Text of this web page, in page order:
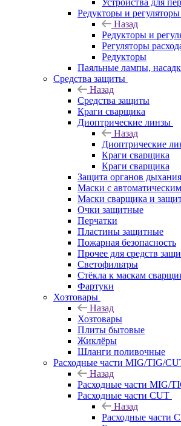
Устройства для
Редукторы и регуляторы
Назад
Редукторы и
Регуляторы
Редукторы
Паяльные лампы,
Средства защиты
Назад
Средства защиты
Краги сварщика
Диоптрические линзы
Назад
Диоптрические
Краги сварщика
Краги сварщика
Защита органов дыхания
Маски с
Маски сварщика и
Очки защитные
Перчатки
Пластины защитные
Пожарная безопасность
Прочее для средств
Светофильтры
Стёкла к маскам
Фартуки
Хозтовары
Назад
Хозтовары
Плиты бытовые
Жиклёры
Шланги поливочные
Расходные части MIG/TIG/
Назад
Расходные части MIG/
Расходные части CUT
Назад
Расходные части